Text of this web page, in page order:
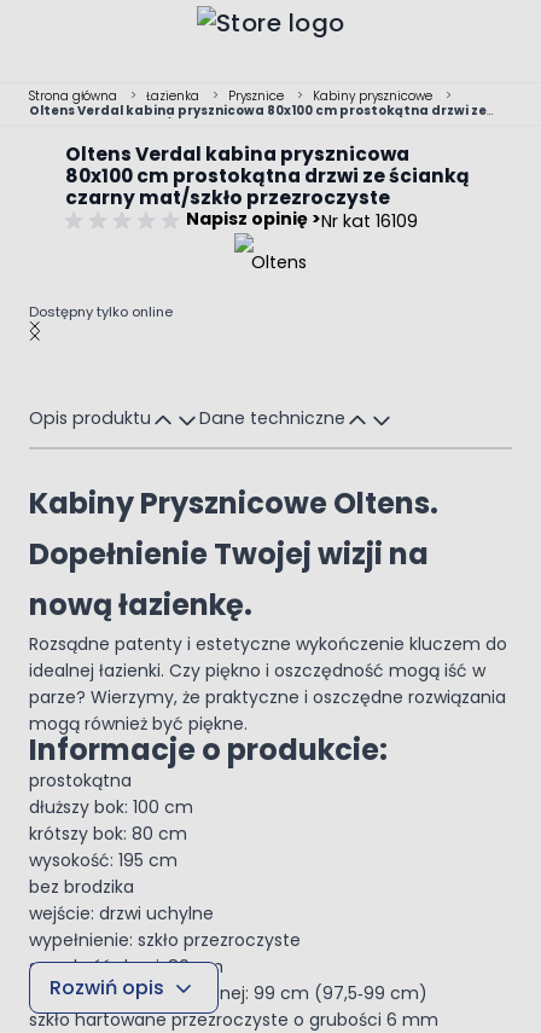
Strona główna > Łazienka > Prysznice > Kabiny prysznicowe
>
Oltens Verdal kabina prysznicowa 80x100 cm prostokątna drzwi ze
Oltens Verdal kabina prysznicowa
80x100 cm prostokątna drzwi ze ścianką
czarny mat/szkło przezroczyste
Napisz opinię >Nr kat 16109
Dostępny tylko online
Main image
Click to view image in fullscreen
Opis produktu Dane techniczne
Kabiny Prysznicowe Oltens.
Dopełnienie Twojej wizji na
nową łazienkę.
Rozsądne patenty i estetyczne wykończenie kluczem do
idealnej łazienki. Czy piękno i oszczędność mogą iść w
parze? Wierzymy, że praktyczne i oszczędne rozwiązania
mogą również być piękne.
Informacje o produkcie:
prostokątna
dłuższy bok: 100 cm
krótszy bok: 80 cm
wysokość: 195 cm
bez brodzika
wejście: drzwi uchylne
wypełnienie: szkło przezroczyste
szerokość drzwi: 80 cm
szerokość ścianki bocznej: 99 cm (97,5‑99 cm)
szkło hartowane przezroczyste o grubości 6 mm
Rozwiń opis